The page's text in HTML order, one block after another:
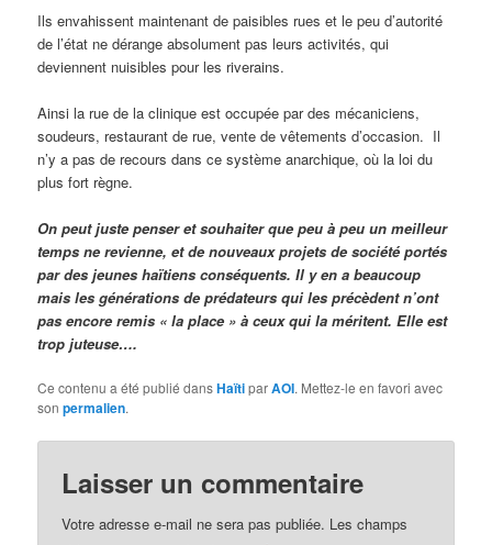
Ils envahissent maintenant de paisibles rues et le peu d’autorité
de l’état ne dérange absolument pas leurs activités, qui
deviennent nuisibles pour les riverains.
Ainsi la rue de la clinique est occupée par des mécaniciens,
soudeurs, restaurant de rue, vente de vêtements d’occasion. Il
n’y a pas de recours dans ce système anarchique, où la loi du
plus fort règne.
On peut juste penser et souhaiter que peu à peu un meilleur
temps ne revienne, et de nouveaux projets de société portés
par des jeunes haïtiens conséquents. Il y en a beaucoup
mais les générations de prédateurs qui les précèdent n’ont
pas encore remis « la place » à ceux qui la méritent. Elle est
trop juteuse….
Ce contenu a été publié dansHaïtiparAOI. Mettez-le en favori avec
sonpermalien.
Laisser un commentaire
Votre adresse e-mail ne sera pas publiée. Les champs